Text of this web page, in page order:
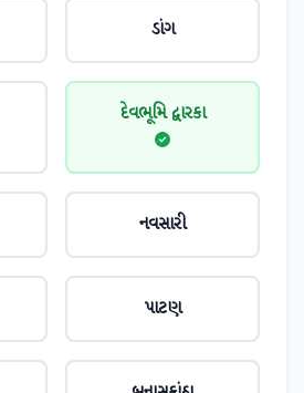
ડાંગ
દેવભૂમિ દ્વારકા
નવસારી
પાટણ